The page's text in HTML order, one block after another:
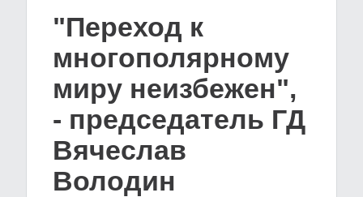
"Переход к
многополярному
миру неизбежен",
- председатель ГД
Вячеслав
Володин